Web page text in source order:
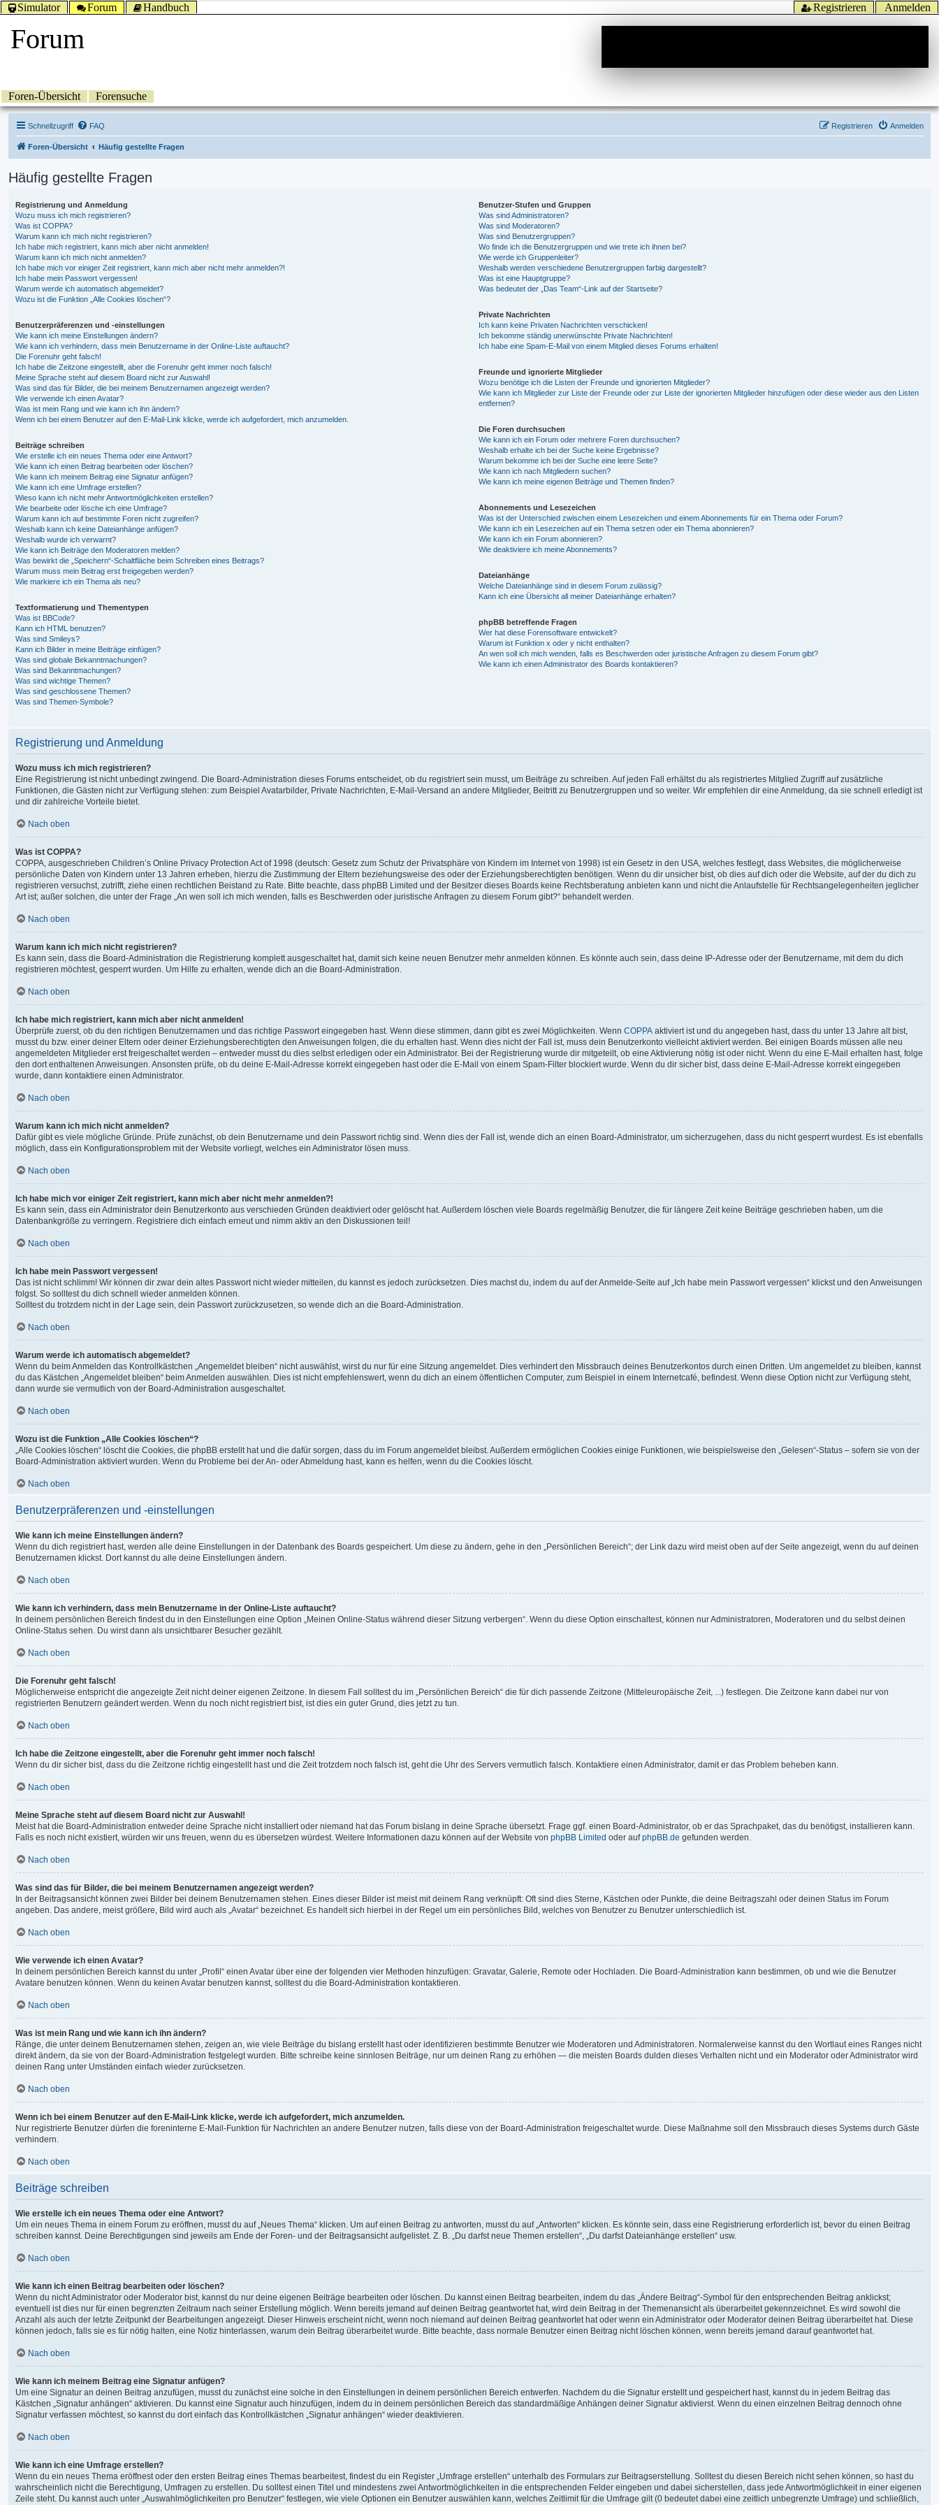
Anmelden
Registrieren
Simulator Forum Handbuch
Forum
Foren-Übersicht Forensuche
Schnellzugriff FAQ Anmelden
Registrieren
Foren-Übersicht Häufig gestellte Fragen
Häufig gestellte Fragen
Registrierung und Anmeldung
Wozu muss ich mich registrieren?
Was ist COPPA?
Warum kann ich mich nicht registrieren?
Ich habe mich registriert, kann mich aber nicht anmelden!
Warum kann ich mich nicht anmelden?
Ich habe mich vor einiger Zeit registriert, kann mich aber nicht mehr anmelden?!
Ich habe mein Passwort vergessen!
Warum werde ich automatisch abgemeldet?
Wozu ist die Funktion „Alle Cookies löschen“?
Benutzerpräferenzen und -einstellungen
Wie kann ich meine Einstellungen ändern?
Wie kann ich verhindern, dass mein Benutzername in der Online-Liste auftaucht?
Die Forenuhr geht falsch!
Ich habe die Zeitzone eingestellt, aber die Forenuhr geht immer noch falsch!
Meine Sprache steht auf diesem Board nicht zur Auswahl!
Was sind das für Bilder, die bei meinem Benutzernamen angezeigt werden?
Wie verwende ich einen Avatar?
Was ist mein Rang und wie kann ich ihn ändern?
Wenn ich bei einem Benutzer auf den E-Mail-Link klicke, werde ich aufgefordert, mich anzumelden.
Beiträge schreiben
Wie erstelle ich ein neues Thema oder eine Antwort?
Wie kann ich einen Beitrag bearbeiten oder löschen?
Wie kann ich meinem Beitrag eine Signatur anfügen?
Wie kann ich eine Umfrage erstellen?
Wieso kann ich nicht mehr Antwortmöglichkeiten erstellen?
Wie bearbeite oder lösche ich eine Umfrage?
Warum kann ich auf bestimmte Foren nicht zugreifen?
Weshalb kann ich keine Dateianhänge anfügen?
Weshalb wurde ich verwarnt?
Wie kann ich Beiträge den Moderatoren melden?
Was bewirkt die „Speichern“-Schaltfläche beim Schreiben eines Beitrags?
Warum muss mein Beitrag erst freigegeben werden?
Wie markiere ich ein Thema als neu?
Textformatierung und Thementypen
Was ist BBCode?
Kann ich HTML benutzen?
Was sind Smileys?
Kann ich Bilder in meine Beiträge einfügen?
Was sind globale Bekanntmachungen?
Was sind Bekanntmachungen?
Was sind wichtige Themen?
Was sind geschlossene Themen?
Was sind Themen-Symbole?
Benutzer-Stufen und Gruppen
Was sind Administratoren?
Was sind Moderatoren?
Was sind Benutzergruppen?
Wo finde ich die Benutzergruppen und wie trete ich ihnen bei?
Wie werde ich Gruppenleiter?
Weshalb werden verschiedene Benutzergruppen farbig dargestellt?
Was ist eine Hauptgruppe?
Was bedeutet der „Das Team“-Link auf der Startseite?
Private Nachrichten
Ich kann keine Privaten Nachrichten verschicken!
Ich bekomme ständig unerwünschte Private Nachrichten!
Ich habe eine Spam-E-Mail von einem Mitglied dieses Forums erhalten!
Freunde und ignorierte Mitglieder
Wozu benötige ich die Listen der Freunde und ignorierten Mitglieder?
Wie kann ich Mitglieder zur Liste der Freunde oder zur Liste der ignorierten Mitglieder hinzufügen oder diese wieder aus den Listen
entfernen?
Die Foren durchsuchen
Wie kann ich ein Forum oder mehrere Foren durchsuchen?
Weshalb erhalte ich bei der Suche keine Ergebnisse?
Warum bekomme ich bei der Suche eine leere Seite?
Wie kann ich nach Mitgliedern suchen?
Wie kann ich meine eigenen Beiträge und Themen finden?
Abonnements und Lesezeichen
Was ist der Unterschied zwischen einem Lesezeichen und einem Abonnements für ein Thema oder Forum?
Wie kann ich ein Lesezeichen auf ein Thema setzen oder ein Thema abonnieren?
Wie kann ich ein Forum abonnieren?
Wie deaktiviere ich meine Abonnements?
Dateianhänge
Welche Dateianhänge sind in diesem Forum zulässig?
Kann ich eine Übersicht all meiner Dateianhänge erhalten?
phpBB betreffende Fragen
Wer hat diese Forensoftware entwickelt?
Warum ist Funktion x oder y nicht enthalten?
An wen soll ich mich wenden, falls es Beschwerden oder juristische Anfragen zu diesem Forum gibt?
Wie kann ich einen Administrator des Boards kontaktieren?
Registrierung und Anmeldung
Wozu muss ich mich registrieren?
Eine Registrierung ist nicht unbedingt zwingend. Die Board-Administration dieses Forums entscheidet, ob du registriert sein musst, um Beiträge zu schreiben. Auf jeden Fall erhältst du als registriertes Mitglied Zugriff auf zusätzliche
Funktionen, die Gästen nicht zur Verfügung stehen: zum Beispiel Avatarbilder, Private Nachrichten, E-Mail-Versand an andere Mitglieder, Beitritt zu Benutzergruppen und so weiter. Wir empfehlen dir eine Anmeldung, da sie schnell erledigt ist
und dir zahlreiche Vorteile bietet.
Nach oben
Was ist COPPA?
COPPA, ausgeschrieben Children’s Online Privacy Protection Act of 1998 (deutsch: Gesetz zum Schutz der Privatsphäre von Kindern im Internet von 1998) ist ein Gesetz in den USA, welches festlegt, dass Websites, die möglicherweise
persönliche Daten von Kindern unter 13 Jahren erheben, hierzu die Zustimmung der Eltern beziehungsweise des oder der Erziehungsberechtigten benötigen. Wenn du dir unsicher bist, ob dies auf dich oder die Website, auf der du dich zu
registrieren versuchst, zutrifft, ziehe einen rechtlichen Beistand zu Rate. Bitte beachte, dass phpBB Limited und der Besitzer dieses Boards keine Rechtsberatung anbieten kann und nicht die Anlaufstelle für Rechtsangelegenheiten jeglicher
Art ist; außer solchen, die unter der Frage „An wen soll ich mich wenden, falls es Beschwerden oder juristische Anfragen zu diesem Forum gibt?“ behandelt werden.
Nach oben
Warum kann ich mich nicht registrieren?
Es kann sein, dass die Board-Administration die Registrierung komplett ausgeschaltet hat, damit sich keine neuen Benutzer mehr anmelden können. Es könnte auch sein, dass deine IP-Adresse oder der Benutzername, mit dem du dich
registrieren möchtest, gesperrt wurden. Um Hilfe zu erhalten, wende dich an die Board-Administration.
Nach oben
Ich habe mich registriert, kann mich aber nicht anmelden!
Überprüfe zuerst, ob du den richtigen Benutzernamen und das richtige Passwort eingegeben hast. Wenn diese stimmen, dann gibt es zwei Möglichkeiten. Wenn COPPA aktiviert ist und du angegeben hast, dass du unter 13 Jahre alt bist,
musst du bzw. einer deiner Eltern oder deiner Erziehungsberechtigten den Anweisungen folgen, die du erhalten hast. Wenn dies nicht der Fall ist, muss dein Benutzerkonto vielleicht aktiviert werden. Bei einigen Boards müssen alle neu
angemeldeten Mitglieder erst freigeschaltet werden – entweder musst du dies selbst erledigen oder ein Administrator. Bei der Registrierung wurde dir mitgeteilt, ob eine Aktivierung nötig ist oder nicht. Wenn du eine E-Mail erhalten hast, folge
den dort enthaltenen Anweisungen. Ansonsten prüfe, ob du deine E-Mail-Adresse korrekt eingegeben hast oder die E-Mail von einem Spam-Filter blockiert wurde. Wenn du dir sicher bist, dass deine E-Mail-Adresse korrekt eingegeben
wurde, dann kontaktiere einen Administrator.
Nach oben
Warum kann ich mich nicht anmelden?
Dafür gibt es viele mögliche Gründe. Prüfe zunächst, ob dein Benutzername und dein Passwort richtig sind. Wenn dies der Fall ist, wende dich an einen Board-Administrator, um sicherzugehen, dass du nicht gesperrt wurdest. Es ist ebenfalls
möglich, dass ein Konfigurationsproblem mit der Website vorliegt, welches ein Administrator lösen muss.
Nach oben
Ich habe mich vor einiger Zeit registriert, kann mich aber nicht mehr anmelden?!
Es kann sein, dass ein Administrator dein Benutzerkonto aus verschieden Gründen deaktiviert oder gelöscht hat. Außerdem löschen viele Boards regelmäßig Benutzer, die für längere Zeit keine Beiträge geschrieben haben, um die
Datenbankgröße zu verringern. Registriere dich einfach erneut und nimm aktiv an den Diskussionen teil!
Nach oben
Ich habe mein Passwort vergessen!
Das ist nicht schlimm! Wir können dir zwar dein altes Passwort nicht wieder mitteilen, du kannst es jedoch zurücksetzen. Dies machst du, indem du auf der Anmelde-Seite auf „Ich habe mein Passwort vergessen“ klickst und den Anweisungen
folgst. So solltest du dich schnell wieder anmelden können.
Solltest du trotzdem nicht in der Lage sein, dein Passwort zurückzusetzen, so wende dich an die Board-Administration.
Nach oben
Warum werde ich automatisch abgemeldet?
Wenn du beim Anmelden das Kontrollkästchen „Angemeldet bleiben“ nicht auswählst, wirst du nur für eine Sitzung angemeldet. Dies verhindert den Missbrauch deines Benutzerkontos durch einen Dritten. Um angemeldet zu bleiben, kannst
du das Kästchen „Angemeldet bleiben“ beim Anmelden auswählen. Dies ist nicht empfehlenswert, wenn du dich an einem öffentlichen Computer, zum Beispiel in einem Internetcafé, befindest. Wenn diese Option nicht zur Verfügung steht,
dann wurde sie vermutlich von der Board-Administration ausgeschaltet.
Nach oben
Wozu ist die Funktion „Alle Cookies löschen“?
„Alle Cookies löschen“ löscht die Cookies, die phpBB erstellt hat und die dafür sorgen, dass du im Forum angemeldet bleibst. Außerdem ermöglichen Cookies einige Funktionen, wie beispielsweise den „Gelesen“-Status – sofern sie von der
Board-Administration aktiviert wurden. Wenn du Probleme bei der An- oder Abmeldung hast, kann es helfen, wenn du die Cookies löscht.
Nach oben
Benutzerpräferenzen und -einstellungen
Wie kann ich meine Einstellungen ändern?
Wenn du dich registriert hast, werden alle deine Einstellungen in der Datenbank des Boards gespeichert. Um diese zu ändern, gehe in den „Persönlichen Bereich“; der Link dazu wird meist oben auf der Seite angezeigt, wenn du auf deinen
Benutzernamen klickst. Dort kannst du alle deine Einstellungen ändern.
Nach oben
Wie kann ich verhindern, dass mein Benutzername in der Online-Liste auftaucht?
In deinem persönlichen Bereich findest du in den Einstellungen eine Option „Meinen Online-Status während dieser Sitzung verbergen“. Wenn du diese Option einschaltest, können nur Administratoren, Moderatoren und du selbst deinen
Online-Status sehen. Du wirst dann als unsichtbarer Besucher gezählt.
Nach oben
Die Forenuhr geht falsch!
Möglicherweise entspricht die angezeigte Zeit nicht deiner eigenen Zeitzone. In diesem Fall solltest du im „Persönlichen Bereich“ die für dich passende Zeitzone (Mitteleuropäische Zeit, ...) festlegen. Die Zeitzone kann dabei nur von
registrierten Benutzern geändert werden. Wenn du noch nicht registriert bist, ist dies ein guter Grund, dies jetzt zu tun.
Nach oben
Ich habe die Zeitzone eingestellt, aber die Forenuhr geht immer noch falsch!
Wenn du dir sicher bist, dass du die Zeitzone richtig eingestellt hast und die Zeit trotzdem noch falsch ist, geht die Uhr des Servers vermutlich falsch. Kontaktiere einen Administrator, damit er das Problem beheben kann.
Nach oben
Meine Sprache steht auf diesem Board nicht zur Auswahl!
Meist hat die Board-Administration entweder deine Sprache nicht installiert oder niemand hat das Forum bislang in deine Sprache übersetzt. Frage ggf. einen Board-Administrator, ob er das Sprachpaket, das du benötigst, installieren kann.
Falls es noch nicht existiert, würden wir uns freuen, wenn du es übersetzen würdest. Weitere Informationen dazu können auf der Website von phpBB Limited oder aufphpBB.de gefunden werden.
Nach oben
Was sind das für Bilder, die bei meinem Benutzernamen angezeigt werden?
In der Beitragsansicht können zwei Bilder bei deinem Benutzernamen stehen. Eines dieser Bilder ist meist mit deinem Rang verknüpft: Oft sind dies Sterne, Kästchen oder Punkte, die deine Beitragszahl oder deinen Status im Forum
angeben. Das andere, meist größere, Bild wird auch als „Avatar“ bezeichnet. Es handelt sich hierbei in der Regel um ein persönliches Bild, welches von Benutzer zu Benutzer unterschiedlich ist.
Nach oben
Wie verwende ich einen Avatar?
In deinem persönlichen Bereich kannst du unter „Profil“ einen Avatar über eine der folgenden vier Methoden hinzufügen: Gravatar, Galerie, Remote oder Hochladen. Die Board-Administration kann bestimmen, ob und wie die Benutzer
Avatare benutzen können. Wenn du keinen Avatar benutzen kannst, solltest du die Board-Administration kontaktieren.
Nach oben
Was ist mein Rang und wie kann ich ihn ändern?
Ränge, die unter deinem Benutzernamen stehen, zeigen an, wie viele Beiträge du bislang erstellt hast oder identifizieren bestimmte Benutzer wie Moderatoren und Administratoren. Normalerweise kannst du den Wortlaut eines Ranges nicht
direkt ändern, da sie von der Board-Administration festgelegt wurden. Bitte schreibe keine sinnlosen Beiträge, nur um deinen Rang zu erhöhen — die meisten Boards dulden dieses Verhalten nicht und ein Moderator oder Administrator wird
deinen Rang unter Umständen einfach wieder zurücksetzen.
Nach oben
Wenn ich bei einem Benutzer auf den E-Mail-Link klicke, werde ich aufgefordert, mich anzumelden.
Nur registrierte Benutzer dürfen die foreninterne E-Mail-Funktion für Nachrichten an andere Benutzer nutzen, falls diese von der Board-Administration freigeschaltet wurde. Diese Maßnahme soll den Missbrauch dieses Systems durch Gäste
verhindern.
Nach oben
Beiträge schreiben
Wie erstelle ich ein neues Thema oder eine Antwort?
Um ein neues Thema in einem Forum zu eröffnen, musst du auf „Neues Thema“ klicken. Um auf einen Beitrag zu antworten, musst du auf „Antworten“ klicken. Es könnte sein, dass eine Registrierung erforderlich ist, bevor du einen Beitrag
schreiben kannst. Deine Berechtigungen sind jeweils am Ende der Foren- und der Beitragsansicht aufgelistet. Z. B. „Du darfst neue Themen erstellen“, „Du darfst Dateianhänge erstellen“ usw.
Nach oben
Wie kann ich einen Beitrag bearbeiten oder löschen?
Wenn du nicht Administrator oder Moderator bist, kannst du nur deine eigenen Beiträge bearbeiten oder löschen. Du kannst einen Beitrag bearbeiten, indem du das „Ändere Beitrag“-Symbol für den entsprechenden Beitrag anklickst;
eventuell ist dies nur für einen begrenzten Zeitraum nach seiner Erstellung möglich. Wenn bereits jemand auf deinen Beitrag geantwortet hat, wird dein Beitrag in der Themenansicht als überarbeitet gekennzeichnet. Es wird sowohl die
Anzahl als auch der letzte Zeitpunkt der Bearbeitungen angezeigt. Dieser Hinweis erscheint nicht, wenn noch niemand auf deinen Beitrag geantwortet hat oder wenn ein Administrator oder Moderator deinen Beitrag überarbeitet hat. Diese
können jedoch, falls sie es für nötig halten, eine Notiz hinterlassen, warum dein Beitrag überarbeitet wurde. Bitte beachte, dass normale Benutzer einen Beitrag nicht löschen können, wenn bereits jemand darauf geantwortet hat.
Nach oben
Wie kann ich meinem Beitrag eine Signatur anfügen?
Um eine Signatur an deinen Beitrag anzufügen, musst du zunächst eine solche in den Einstellungen in deinem persönlichen Bereich entwerfen. Nachdem du die Signatur erstellt und gespeichert hast, kannst du in jedem Beitrag das
Kästchen „Signatur anhängen“ aktivieren. Du kannst eine Signatur auch hinzufügen, indem du in deinem persönlichen Bereich das standardmäßige Anhängen deiner Signatur aktivierst. Wenn du einen einzelnen Beitrag dennoch ohne
Signatur verfassen möchtest, so kannst du dort einfach das Kontrollkästchen „Signatur anhängen“ wieder deaktivieren.
Nach oben
Wie kann ich eine Umfrage erstellen?
Wenn du ein neues Thema eröffnest oder den ersten Beitrag eines Themas bearbeitest, findest du ein Register „Umfrage erstellen“ unterhalb des Formulars zur Beitragserstellung. Solltest du diesen Bereich nicht sehen können, so hast du
wahrscheinlich nicht die Berechtigung, Umfragen zu erstellen. Du solltest einen Titel und mindestens zwei Antwortmöglichkeiten in die entsprechenden Felder eingeben und dabei sicherstellen, dass jede Antwortmöglichkeit in einer eigenen
Zeile steht. Du kannst auch unter „Auswahlmöglichkeiten pro Benutzer“ festlegen, wie viele Optionen ein Benutzer auswählen kann, welches Zeitlimit für die Umfrage gilt (0 bedeutet dabei eine zeitlich unbegrenzte Umfrage) und schließlich,